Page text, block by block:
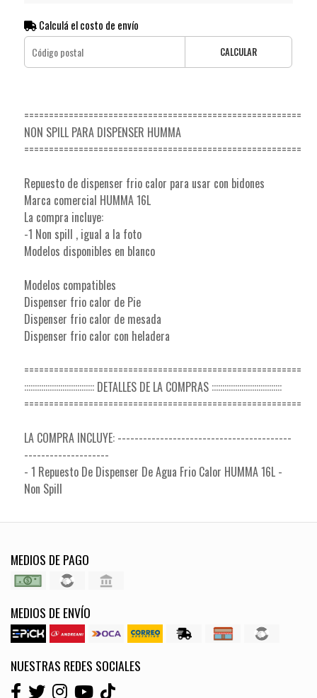
Calculá el costo de envío
CALCULAR
========================================================
NON SPILL PARA DISPENSER HUMMA
========================================================
Repuesto de dispenser frio calor para usar con bidones
Marca comercial HUMMA 16L
La compra incluye:
-1 Non spill , igual a la foto
Modelos disponibles en blanco
Modelos compatibles
Dispenser frio calor de Pie
Dispenser frio calor de mesada
Dispenser frio calor con heladera
========================================================
::::::::::::::::::::::::::::::::: DETALLES DE LA COMPRAS :::::::::::::::::::::::::::::::::
========================================================
LA COMPRA INCLUYE: -----------------------------------------
--------------------
- 1 Repuesto De Dispenser De Agua Frio Calor HUMMA 16L -
Non Spill
MEDIOS DE PAGO
MEDIOS DE ENVÍO
NUESTRAS REDES SOCIALES